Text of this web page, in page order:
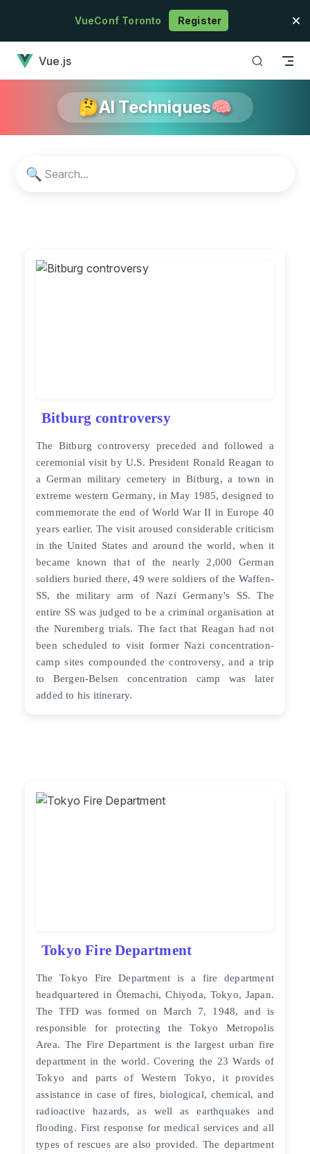
Skip to contentVueConf Toronto Register
Vue.js
🤔AI Techniques🧠
🔍
Bitburg controversy
The Bitburg controversy preceded and followed a
ceremonial visit by U.S. President Ronald Reagan to
a German military cemetery in Bitburg, a town in
extreme western Germany, in May 1985, designed to
commemorate the end of World War II in Europe 40
years earlier. The visit aroused considerable criticism
in the United States and around the world, when it
became known that of the nearly 2,000 German
soldiers buried there, 49 were soldiers of the Waffen-
SS, the military arm of Nazi Germany's SS. The
entire SS was judged to be a criminal organisation at
the Nuremberg trials. The fact that Reagan had not
been scheduled to visit former Nazi concentration-
camp sites compounded the controversy, and a trip
to Bergen-Belsen concentration camp was later
added to his itinerary.
Tokyo Fire Department
The Tokyo Fire Department is a fire department
headquartered in Ōtemachi, Chiyoda, Tokyo, Japan.
The TFD was formed on March 7, 1948, and is
responsible for protecting the Tokyo Metropolis
Area. The Fire Department is the largest urban fire
department in the world. Covering the 23 Wards of
Tokyo and parts of Western Tokyo, it provides
assistance in case of fires, biological, chemical, and
radioactive hazards, as well as earthquakes and
flooding. First response for medical services and all
types of rescues are also provided. The department